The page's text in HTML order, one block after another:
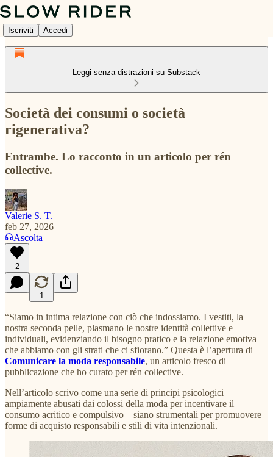
Iscriviti Accedi
Leggi senza distrazioni su Substack
Società dei consumi o società
rigenerativa?
Entrambe. Lo racconto in un articolo per rén
collective.
Valerie S. T.
feb 27, 2026
Ascolta
2
1
“Siamo in intima relazione con ciò che indossiamo. I vestiti, la
nostra seconda pelle, plasmano le nostre identità collettive e
individuali, evidenziando il bisogno pratico e la relazione emotiva
che abbiamo con gli strati che ci sfiorano.” Questa è l’apertura di
Comunicare la moda responsabile, un articolo fresco di
pubblicazione che ho curato per rén collective.
Nell’articolo scrivo come una serie di principi psicologici—
ampiamente abusati dai colossi della moda per incentivare il
consumo acritico e compulsivo—siano strumentali per promuovere
forme di acquisto responsabili e stili di vita intenzionali.